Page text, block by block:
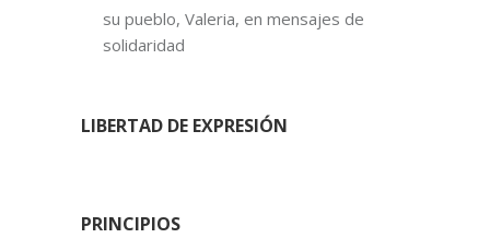
su pueblo, Valeria, en mensajes de
solidaridad
LIBERTAD DE EXPRESIÓN
PRINCIPIOS